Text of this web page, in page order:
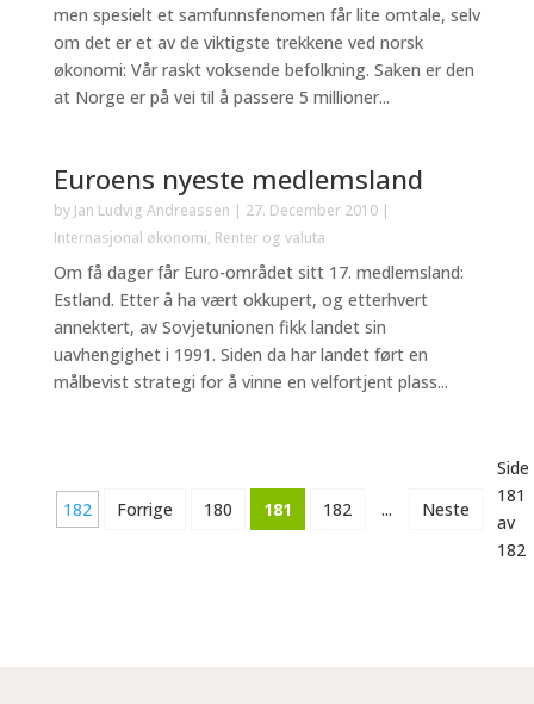
men spesielt et samfunnsfenomen får lite omtale, selv
om det er et av de viktigste trekkene ved norsk
økonomi: Vår raskt voksende befolkning. Saken er den
at Norge er på vei til å passere 5 millioner...
Euroens nyeste medlemsland
by Jan Ludvig Andreassen | 27. December 2010|
Internasjonal økonomi, Renter og valuta
Om få dager får Euro-området sitt 17. medlemsland:
Estland. Etter å ha vært okkupert, og etterhvert
annektert, av Sovjetunionen fikk landet sin
uavhengighet i 1991. Siden da har landet ført en
målbevist strategi for å vinne en velfortjent plass...
Side
181
av
182
182 Forrige ...
180 181 182 Neste